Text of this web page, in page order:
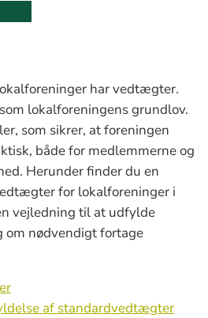
har vedtægter.
lokalforeningensgrundlov.
som sikrer, at foreningen
både for medlemmerne og
Herunder finder du en
for lokalforeninger i
vejledning til at udfylde
nødvendigt fortage
af standardvedtægter